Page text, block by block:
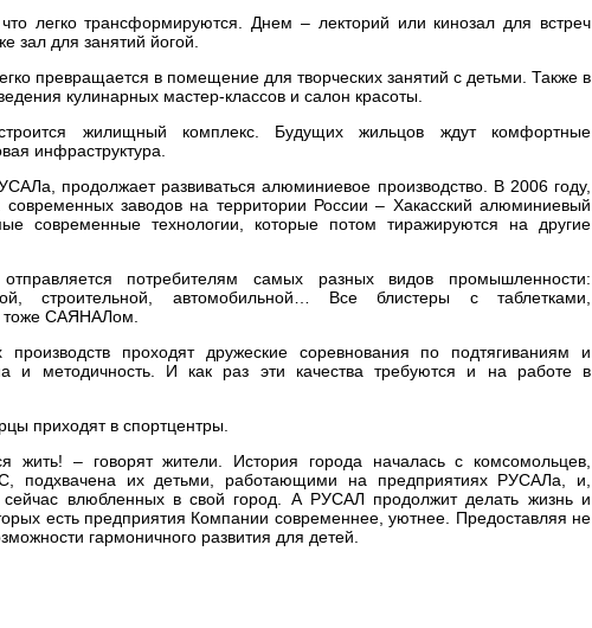
легко трансформируются. Днем – лекторий или кинозал для встреч
зал для занятий йогой.
превращается в помещение для творческих занятий с детьми. Также в
кулинарных мастер-классов и салон красоты.
жилищный комплекс. Будущих жильцов ждут комфортные
инфраструктура.
продолжает развиваться алюминиевое производство. В 2006 году,
заводов на территории России – Хакасский алюминиевый
современные технологии, которые потом тиражируются на другие
потребителям самых разных видов промышленности:
строительной, автомобильной… Все блистеры с таблетками,
тоже САЯНАЛом.
проходят дружеские соревнования по подтягиваниям и
и методичность. И как раз эти качества требуются и на работе в
приходят в спортцентры.
жить! – говорят жители. История города началась с комсомольцев,
подхвачена их детьми, работающими на предприятиях РУСАЛа, и,
влюбленных в свой город. А РУСАЛ продолжит делать жизнь и
есть предприятия Компании современнее, уютнее. Предоставляя не
гармоничного развития для детей.